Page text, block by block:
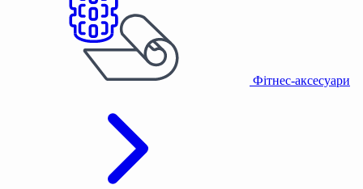
Фітнес-аксесуари